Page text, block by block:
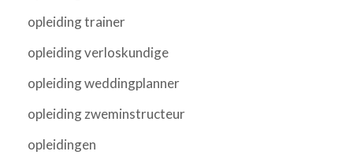
opleiding trainer
opleiding verloskundige
opleiding weddingplanner
opleiding zweminstructeur
opleidingen